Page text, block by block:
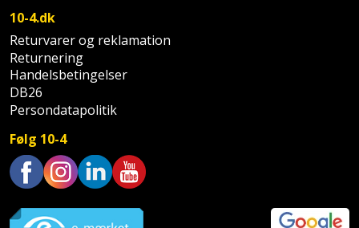
Tapetværktøj
Tommestok
Tømrervinkel
Ud-
og
aftrækker
Røreværk
Rotationslaser
Rundsav
Rystepudser
Støttemur
Støvsuger
Strygejern
Terrassevarmer
Tømidler
10-4.dk
Returvarer og reklamation
Returnering
Handelsbetingelser
DB26
Persondatapolitik
Følg 10-4